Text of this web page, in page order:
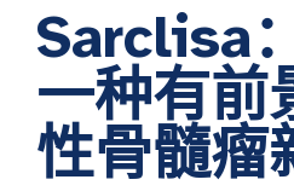
Sarclisa：
一种有前
性骨髓瘤